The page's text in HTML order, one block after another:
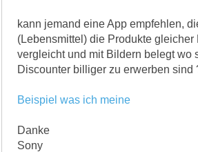
kann jemand eine App empfehlen,
(Lebensmittel) die Produkte gleicher
vergleicht und mit Bildern belegt wo
Discounter billiger zu erwerben sind
Beispiel was ich meine
Danke
Sony